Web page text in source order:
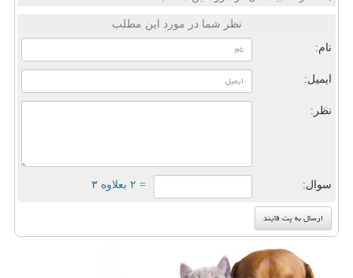
نظر شما در مورد این مطلب
نام:
ایمیل:
نظر:
سوال: = ۲ بعلاوه ۳